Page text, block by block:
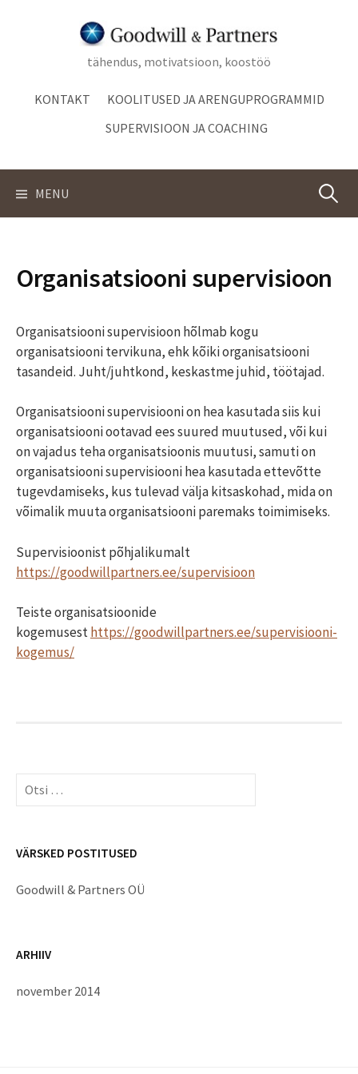
tähendus, motivatsioon, koostöö
KONTAKT
KOOLITUSED JA ARENGUPROGRAMMID
SUPERVISIOON JA COACHING
MENU Otsi:
Organisatsiooni supervisioon
Organisatsiooni supervisioon hõlmab kogu
organisatsiooni tervikuna, ehk kõiki organisatsiooni
tasandeid. Juht/juhtkond, keskastme juhid, töötajad.
Organisatsiooni supervisiooni on hea kasutada siis kui
organisatsiooni ootavad ees suured muutused, või kui
on vajadus teha organisatsioonis muutusi, samuti on
organisatsiooni supervisiooni hea kasutada ettevõtte
tugevdamiseks, kus tulevad välja kitsaskohad, mida on
võimalik muuta organisatsiooni paremaks toimimiseks.
Supervisioonist põhjalikumalt
https://goodwillpartners.ee/supervisioon
Teiste organisatsioonide
kogemusesthttps://goodwillpartners.ee/supervisiooni-
kogemus/
Otsi:
VÄRSKED POSTITUSED
Goodwill & Partners OÜ
ARHIIV
november 2014